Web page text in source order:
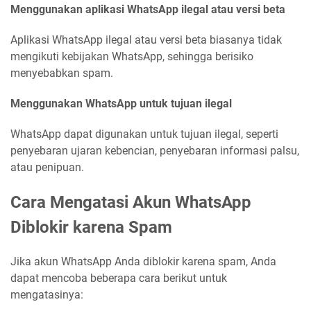
Menggunakan aplikasi WhatsApp ilegal atau versi beta
Aplikasi WhatsApp ilegal atau versi beta biasanya tidak
mengikuti kebijakan WhatsApp, sehingga berisiko
menyebabkan spam.
Menggunakan WhatsApp untuk tujuan ilegal
WhatsApp dapat digunakan untuk tujuan ilegal, seperti
penyebaran ujaran kebencian, penyebaran informasi palsu,
atau penipuan.
Cara Mengatasi Akun WhatsApp
Diblokir karena Spam
Jika akun WhatsApp Anda diblokir karena spam, Anda
dapat mencoba beberapa cara berikut untuk
mengatasinya: